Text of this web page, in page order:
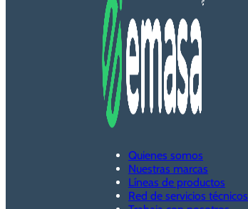
Quienes somos
Nuestras marcas
Líneas de productos
Red de servicios técnicos